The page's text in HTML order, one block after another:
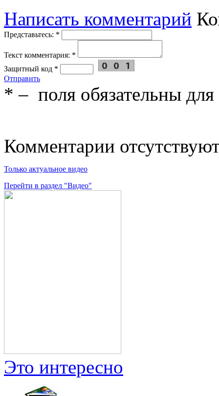
Написать комментарий
Представьтесь: *
Текст комментария: *
Защитный код *
Отправить
* – поля обязательны для
Комментарии
Только актуальное видео
Перейти в раздел "Видео"
Это интересно